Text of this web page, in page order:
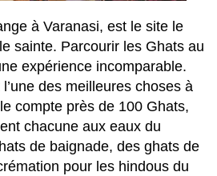
à Varanasi, est le site le
sainte. Parcourir les Ghats au
expérience incomparable.
des meilleures choses à
compte près de 100 Ghats,
chacune aux eaux du
de baignade, des ghats de
pour les hindous du